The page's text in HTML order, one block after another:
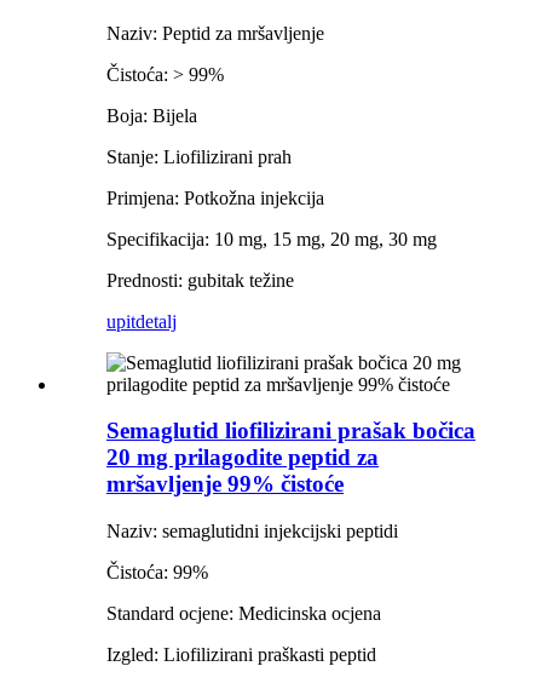
Naziv: Peptid za mršavljenje
Čistoća: > 99%
Boja: Bijela
Stanje: Liofilizirani prah
Primjena: Potkožna injekcija
Specifikacija: 10 mg, 15 mg, 20 mg, 30 mg
Prednosti: gubitak težine
upitdetalj
Semaglutid liofilizirani prašak bočica
20 mg prilagodite peptid za
mršavljenje 99% čistoće
Naziv: semaglutidni injekcijski peptidi
Čistoća: 99%
Standard ocjene: Medicinska ocjena
Izgled: Liofilizirani praškasti peptid